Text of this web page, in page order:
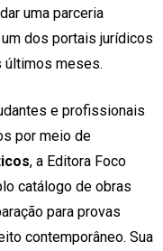
uma parceria
um dos portais jurídicos
últimos meses.
e profissionais
por meio de
, a Editora Foco
catálogo de obras
para provas
contemporâneo. Sua